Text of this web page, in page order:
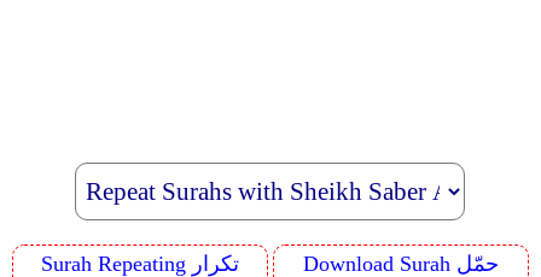
Surah Repeating تكرار
Download Surah حمّل